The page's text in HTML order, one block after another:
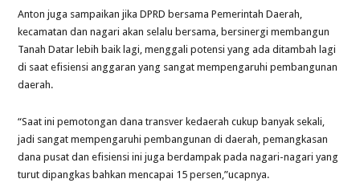
Anton juga sampaikan jika DPRD bersama Pemerintah Daerah,
kecamatan dan nagari akan selalu bersama, bersinergi membangun
Tanah Datar lebih baik lagi, menggali potensi yang ada ditambah lagi
di saat efisiensi anggaran yang sangat mempengaruhi pembangunan
daerah.
“Saat ini pemotongan dana transver kedaerah cukup banyak sekali,
jadi sangat mempengaruhi pembangunan di daerah, pemangkasan
dana pusat dan efisiensi ini juga berdampak pada nagari-nagari yang
turut dipangkas bahkan mencapai 15 persen,”ucapnya.